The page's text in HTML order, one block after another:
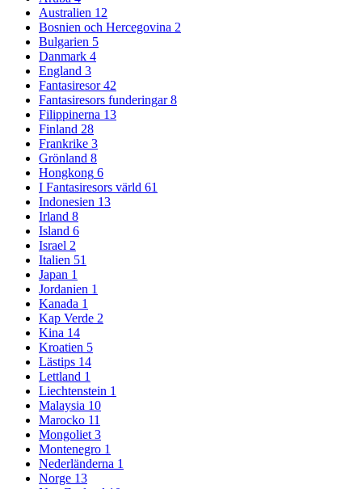
Australien 12
Bosnien och Hercegovina 2
Bulgarien 5
Danmark 4
England 3
Fantasiresor 42
Fantasiresors funderingar 8
Filippinerna 13
Finland 28
Frankrike 3
Grönland 8
Hongkong 6
I Fantasiresors värld 61
Indonesien 13
Irland 8
Island 6
Israel 2
Italien 51
Japan 1
Jordanien 1
Kanada 1
Kap Verde 2
Kina 14
Kroatien 5
Lästips 14
Lettland 1
Liechtenstein 1
Malaysia 10
Marocko 11
Mongoliet 3
Montenegro 1
Nederländerna 1
Norge 13